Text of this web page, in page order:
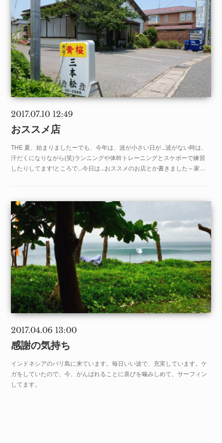
2017.07.10 12:49
おススメ店
THE 夏、始まりましたーでも、今年は、波が小さい日が...波がない時は、
汗だくになりながら(笑)ランニングや体幹トレーニングとスケボーで練習
したりしてます!ところで...今日は...おススメのお店とか書きました～家…
2017.04.06 13:00
感謝の気持ち
インドネシアのバリ島に来ています。毎日いい波で、充実しています。ケ
ガをしていたので、今、がんばれることに喜びを噛みしめて、サーフィン
してます。